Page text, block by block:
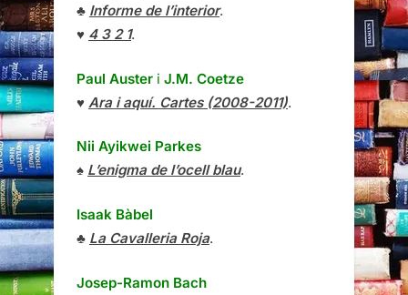
♣ Informe de l’interior.
♥ 4 3 2 1.
Paul Auster i J.M. Coetze
♥ Ara i aquí. Cartes (2008-2011).
Nii Ayikwei Parkes
♠ L’enigma de l’ocell blau.
Isaak Bàbel
♣ La Cavalleria Roja.
Josep-Ramon Bach